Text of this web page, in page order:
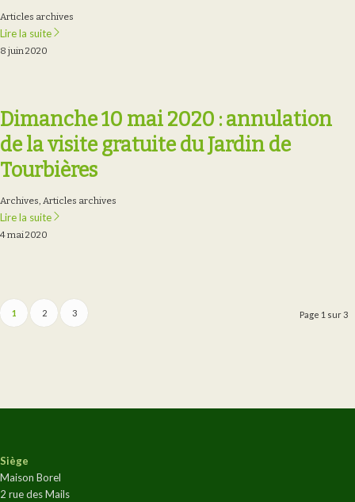
Articles archives
Lire la suite
8 juin 2020
Dimanche 10 mai 2020 : annulation
de la visite gratuite du Jardin de
Tourbières
Archives, Articles archives
Lire la suite
4 mai 2020
Page 1 sur 3
1 2 3
Siège
Maison Borel
2 rue des Mails